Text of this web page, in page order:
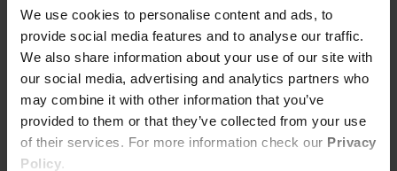
We use cookies to personalise content and ads, to
provide social media features and to analyse our traffic.
We also share information about your use of our site with
our social media, advertising and analytics partners who
may combine it with other information that you’ve
provided to them or that they’ve collected from your use
of their services. For more information check our Privacy
Policy.
dostępne w wielu różnych odsłonach – różowe bucket hat, czarne, kolorowe oraz z
różnorodnymi nadrukami. W chłodniejsze dni postaw na czapkę beanie. To klasyka,
którą znajdziesz u nas w wielu rozmaitych i zwariowanych kolorach, które ożywią
Twoją jesienno-zimową aurę.
DODATKI OD LOCAL HEROES – ETUI NA
TELEFON, BRELOKI, SKARPETKI
W stylu nie chodzi tylko o ubrania. Twój styl to to kim jesteś, jak się zachowujesz,
jakimi ludźmi, ale też jakimi przedmiotami się otaczasz! Wiemy o tym w Local